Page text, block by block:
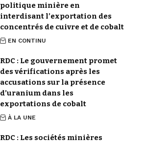
politique minière en
interdisant l’exportation des
concentrés de cuivre et de cobalt
EN CONTINU
RDC : Le gouvernement promet
des vérifications après les
accusations sur la présence
d’uranium dans les
exportations de cobalt
À LA UNE
RDC : Les sociétés minières